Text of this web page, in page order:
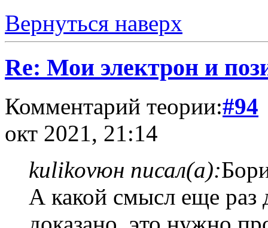
Вернуться наверх
Re: Мои электрон и
Комментарий теории:#94
окт 2021, 21:14
kulikovюн писал(а):
А какой смысл еще раз